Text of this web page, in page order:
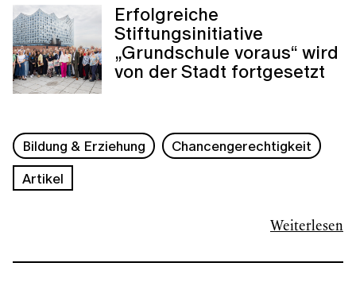
Erfolgreiche
Stiftungsinitiative
„Grundschule voraus“ wird
von der Stadt fortgesetzt
Weiterlesen
Bildung & Erziehung
Chancengerechtigkeit
Artikel